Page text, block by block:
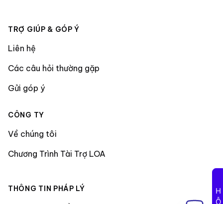
TRỢ GIÚP & GÓP Ý
Liên hệ
Các câu hỏi thường gặp
Gửi góp ý
CÔNG TY
Về chúng tôi
Chương Trình Tài Trợ LOA
THÔNG TIN PHÁP LÝ